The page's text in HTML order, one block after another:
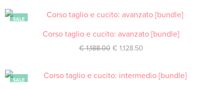
SALE
ACQUISTA
Corso taglio e cucito: avanzato [bundle]
€1,188.00 € 1,128.50
SALE